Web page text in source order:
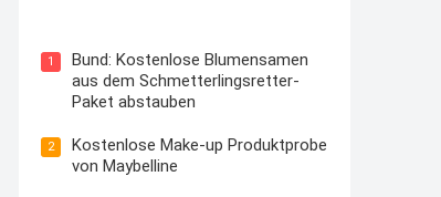
1
Bund: Kostenlose Blumensamen
aus dem Schmetterlingsretter-
Paket abstauben
2
Kostenlose Make-up Produktprobe
von Maybelline